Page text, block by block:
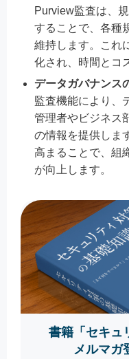
Purview監査は、
することで、各種
維持します。これ
化され、時間とコ
データガバナンス
監査機能により、
管理者やビジネス
の情報を提供しま
高まることで、組
が向上します。
書籍「セキュ
メルマガ